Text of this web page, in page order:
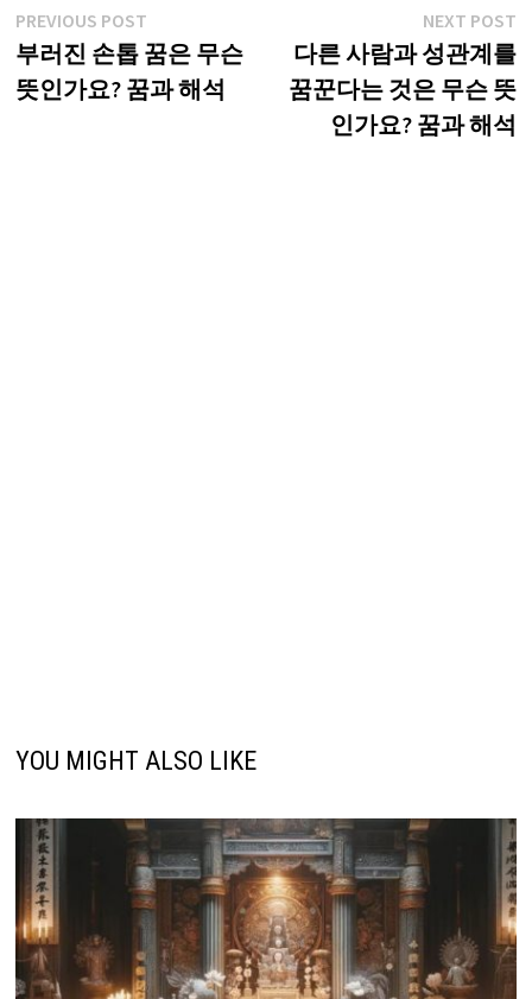
글
탐
색
PREVIOUS POSTPrevious
post:
부러진 손톱 꿈은 무슨
뜻인가요? 꿈과 해석
NEXT POST
다른 사람과 성관계를
꿈꾼다는 것은 무슨 뜻
인가요? 꿈과 해석
YOU MIGHT ALSO LIKE